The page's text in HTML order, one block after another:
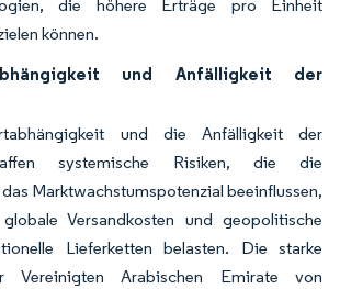
die höhere Erträge pro Einheit
können.
und Anfälligkeit der
und die Anfälligkeit der
systemische Risiken, die die
Marktwachstumspotenzial beeinflussen,
Versandkosten und geopolitische
Lieferketten belasten. Die starke
Vereinigten Arabischen Emirate von